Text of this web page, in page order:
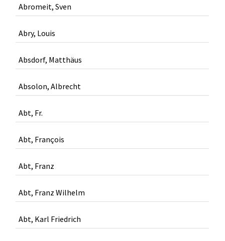
Abromeit, Sven
Abry, Louis
Absdorf, Matthäus
Absolon, Albrecht
Abt, Fr.
Abt, François
Abt, Franz
Abt, Franz Wilhelm
Abt, Karl Friedrich